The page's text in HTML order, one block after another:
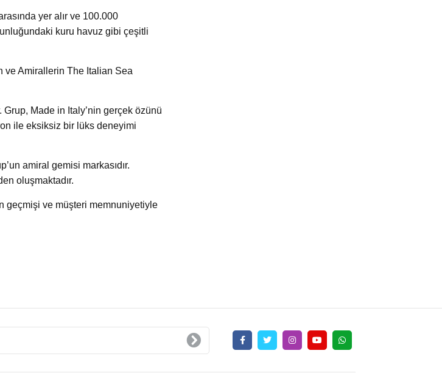
yer alır ve 100.000
kuru havuz gibi çeşitli
ve Amirallerin The Italian Sea
Made in Italy’nin gerçek özünü
ile eksiksiz bir lüks deneyimi
amiral gemisi markasıdır.
oluşmaktadır.
geçmişi ve müşteri memnuniyetiyle